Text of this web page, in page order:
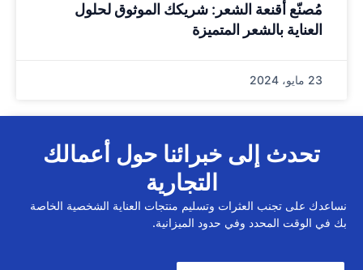
مُصنّع أقنعة الشعر: شريكك الموثوق لحلول
العناية بالشعر المتميزة
23 مايو، 2024
تحدث إلى خبرائنا حول أعمالك
التجارية
نساعدك على تجنب العثرات وتسليم منتجات العناية الشخصية الخاصة
بك في الوقت المحدد وفي حدود الميزانية.